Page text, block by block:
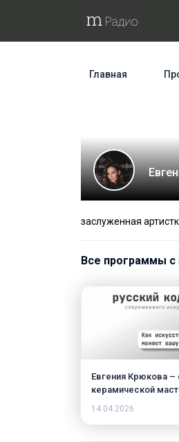
Главная
заслуженная
Все программы с
Евгения Крюкова –
керамической
собственной
14.04.2026